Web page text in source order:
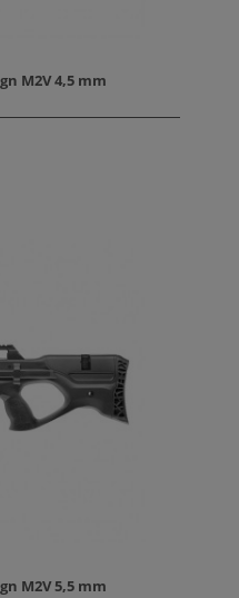
M2V 4,5 mm
M2V 5,5 mm